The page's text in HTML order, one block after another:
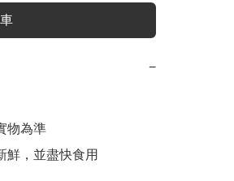
−
物為準
鮮，並盡快食用